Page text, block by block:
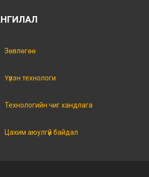
Зөвлөгөө
Үүлэн технологи
Технологийн чиг хандлага
Цахим аюулгүй байдал